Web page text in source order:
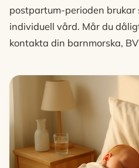
postpartum-perioden brukar
individuell vård. Mår du
kontakta din barnmorska,